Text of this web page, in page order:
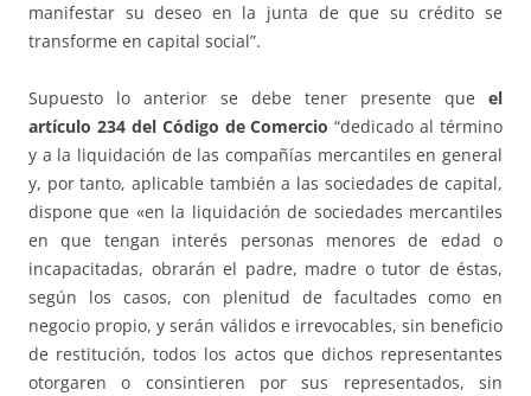
manifestar su deseo en la junta de que su crédito se
transforme en capital social”.
Supuesto lo anterior se debe tener presente que el
artículo 234 del Código de Comercio “dedicado al término
y a la liquidación de las compañías mercantiles en general
y, por tanto, aplicable también a las sociedades de capital,
dispone que «en la liquidación de sociedades mercantiles
en que tengan interés personas menores de edad o
incapacitadas, obrarán el padre, madre o tutor de éstas,
según los casos, con plenitud de facultades como en
negocio propio, y serán válidos e irrevocables, sin beneficio
de restitución, todos los actos que dichos representantes
otorgaren o consintieren por sus representados, sin